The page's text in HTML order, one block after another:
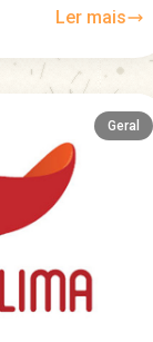
Ler mais
Geral